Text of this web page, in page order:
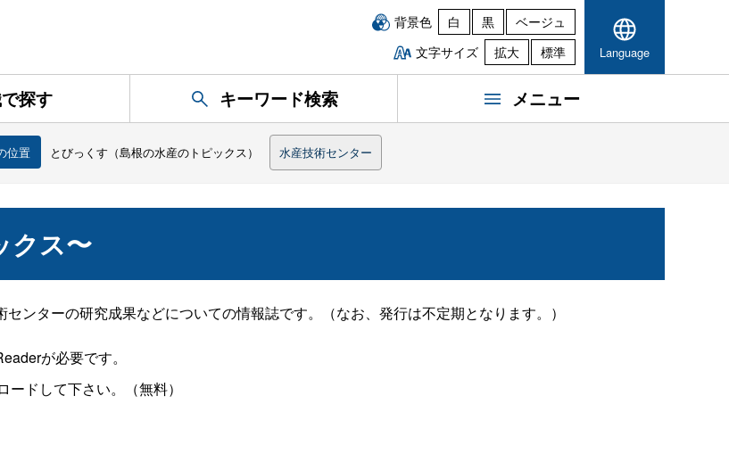
背景色 白 黒
ベージュ
文字サイズ
拡大 標準 Language
探す キーワード検索 メニュー
位置 とびっくす（島根の水産のトピックス） 水産技術センター
クス〜
ンターの研究成果などについての情報誌です。（なお、発行は不定期となります。）
が必要です。
ードして下さい。（無料）